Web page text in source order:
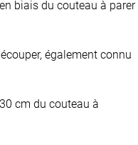
biais du couteau à parer
également connu
cm du couteau à